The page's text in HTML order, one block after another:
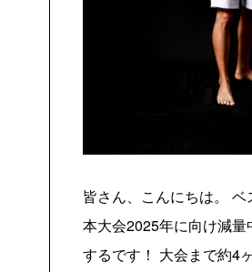
皆さん、こんにちは。
本大会2025年に向け減
するです！ 大会まで約4